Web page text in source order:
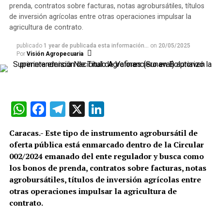
prenda, contratos sobre facturas, notas agrobursátiles, títulos
de inversión agrícolas entre otras operaciones impulsar la
agricultura de contrato.
publicado 1 year de publicada esta información... on 20/05/2025
Por Visión Agropecuaria
WhatsApp
Facebook
Telegram
X LinkedIn
Caracas.- Este tipo de instrumento agrobursátil de
oferta pública está enmarcado dentro de la Circular
002/2024 emanado del ente regulador y busca como
los bonos de prenda, contratos sobre facturas, notas
agrobursátiles, títulos de inversión agrícolas entre
otras operaciones impulsar la agricultura de
contrato.